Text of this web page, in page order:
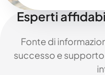
Esperti
Fonte di
successo e